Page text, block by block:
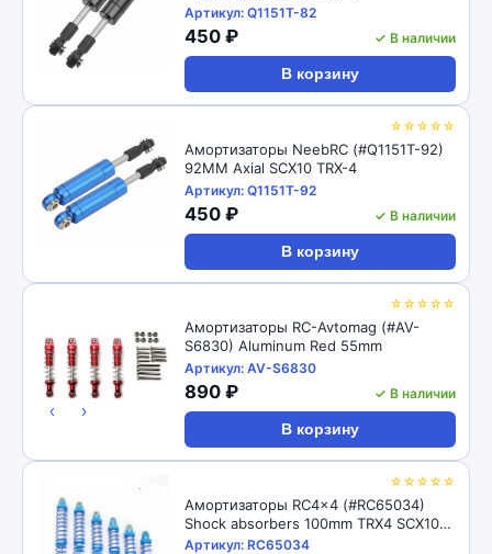
Артикул: Q1151T-82
450 ₽ ✓ В наличии
В корзину
☆☆☆☆☆
Амортизаторы NeebRC (#Q1151T-92)
92MM Axial SCX10 TRX-4
Артикул: Q1151T-92
450 ₽ ✓ В наличии
В корзину
☆☆☆☆☆
‹ ›
Амортизаторы RC-Avtomag (#AV-
S6830) Aluminum Red 55mm
Артикул: AV-S6830
890 ₽ ✓ В наличии
В корзину
☆☆☆☆☆
Амортизаторы RC4x4 (#RC65034)
Shock absorbers 100mm TRX4 SCX10
D90 1/10
Артикул: RC65034